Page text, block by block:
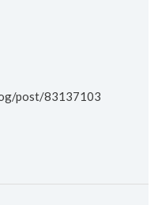
post/83137103